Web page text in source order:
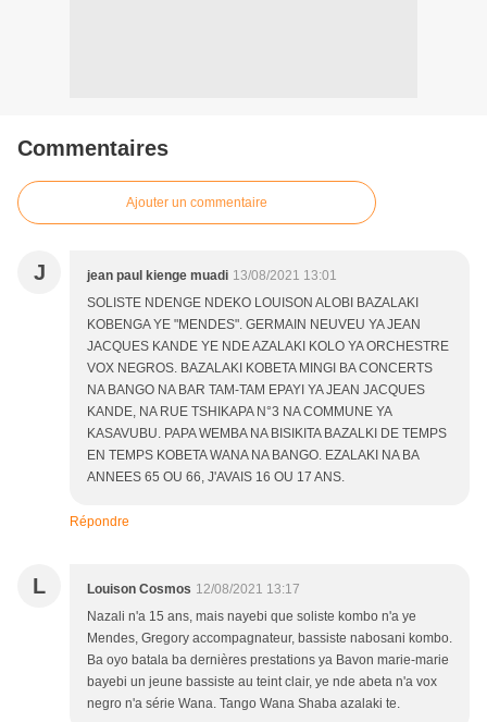
Commentaires
Ajouter un commentaire
J jean paul kienge muadi 13/08/2021 13:01
SOLISTE NDENGE NDEKO LOUISON ALOBI BAZALAKI
KOBENGA YE "MENDES". GERMAIN NEUVEU YA JEAN
JACQUES KANDE YE NDE AZALAKI KOLO YA ORCHESTRE
VOX NEGROS. BAZALAKI KOBETA MINGI BA CONCERTS
NA BANGO NA BAR TAM-TAM EPAYI YA JEAN JACQUES
KANDE, NA RUE TSHIKAPA N°3 NA COMMUNE YA
KASAVUBU. PAPA WEMBA NA BISIKITA BAZALKI DE TEMPS
EN TEMPS KOBETA WANA NA BANGO. EZALAKI NA BA
ANNEES 65 OU 66, J'AVAIS 16 OU 17 ANS.
Répondre
L Louison Cosmos 12/08/2021 13:17
Nazali n'a 15 ans, mais nayebi que soliste kombo n'a ye
Mendes, Gregory accompagnateur, bassiste nabosani kombo.
Ba oyo batala ba dernières prestations ya Bavon marie-marie
bayebi un jeune bassiste au teint clair, ye nde abeta n'a vox
negro n'a série Wana. Tango Wana Shaba azalaki te.